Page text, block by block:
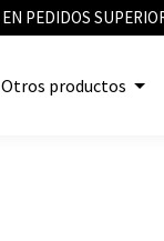
EN PEDIDOS
Otros productos